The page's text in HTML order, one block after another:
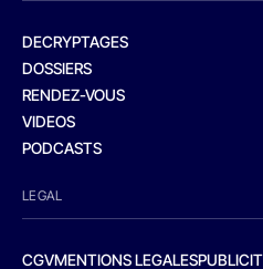
DECRYPTAGES
DOSSIERS
RENDEZ-VOUS
VIDEOS
PODCASTS
LEGAL
CGVMENTIONS LEGALES